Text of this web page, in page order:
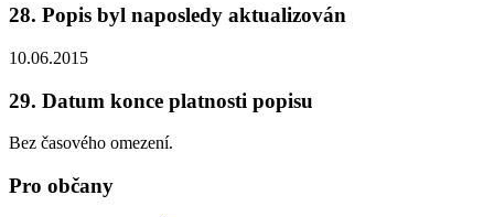
28. Popis byl naposledy aktualizován
10.06.2015
29. Datum konce platnosti popisu
Bez časového omezení.
Pro občany